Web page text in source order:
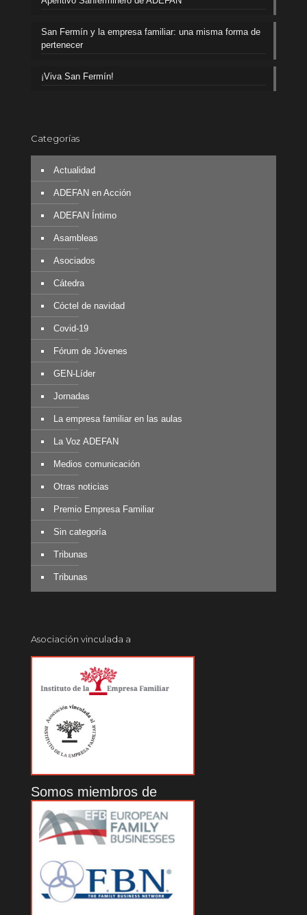
San Fermín y la empresa familiar: una misma forma de
pertenecer
¡Viva San Fermín!
Categorías
Actualidad
ADEFAN en Acción
ADEFAN Íntimo
Asambleas
Asociados
Cátedra
Cóctel de navidad
Covid-19
Fórum de Jóvenes
GEN-Líder
Jornadas
La empresa familiar en las aulas
La Voz ADEFAN
Medios comunicación
Otras noticias
Premio Empresa Familiar
Sin categoría
Tribunas
Tribunas
Asociación vinculada a
Somos miembros de